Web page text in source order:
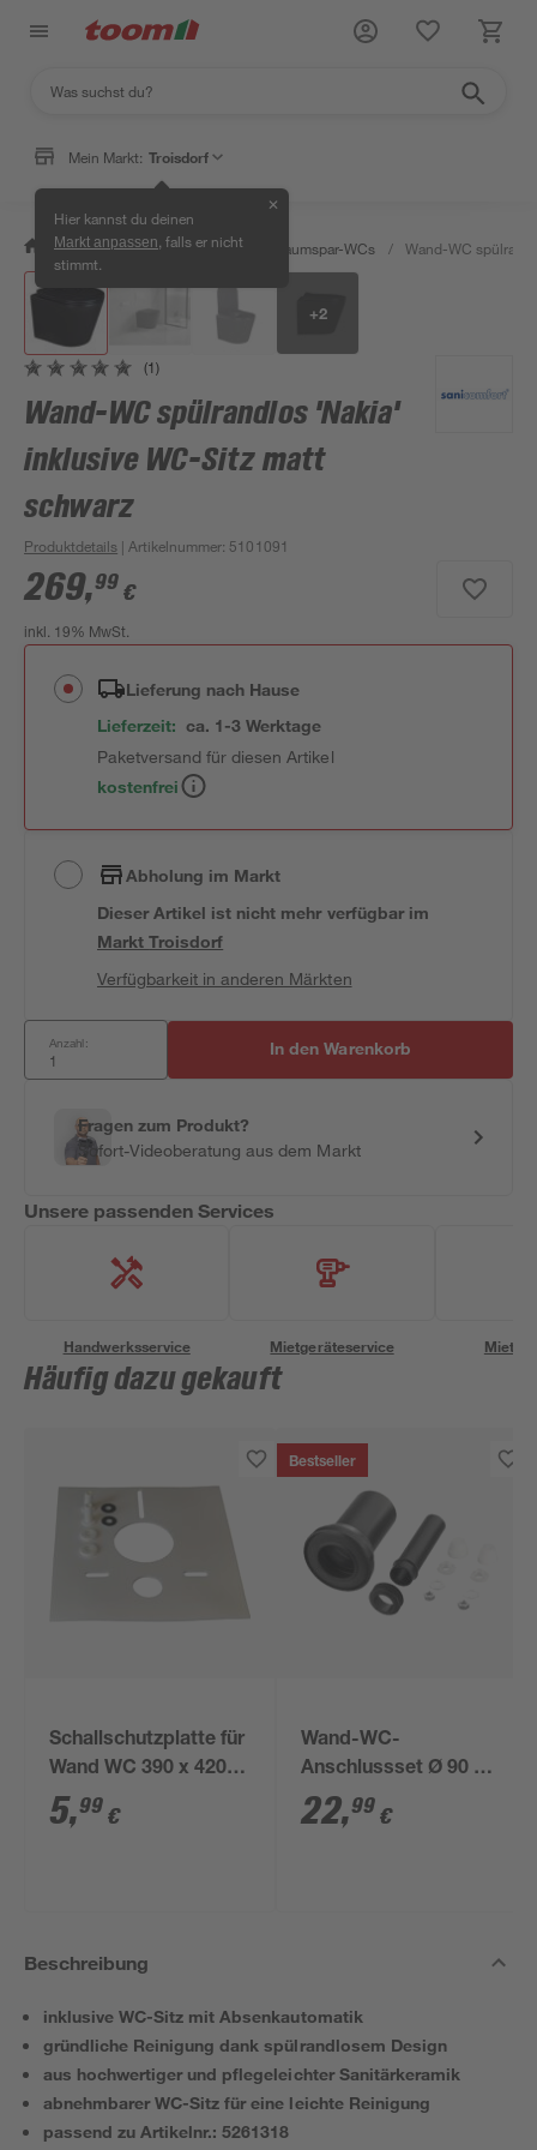
Mein Markt: Troisdorf
Hier kannst du deinen
Markt anpassen , falls er nicht
stimmt.
✕
/ Bad & Sanitär / Toiletten Raumspar-WCs / Wand-WC
+2
(1)
Wand-WC spülrandlos 'Nakia'
inklusive WC-Sitz matt
schwarz
Produktdetails | Artikelnummer: 5101091
269,99 €
inkl. 19% MwSt.
Lieferung nach Hause
Lieferzeit: ca. 1-3 Werktage
Paketversand für diesen Artikel
kostenfrei
Abholung im Markt
Dieser Artikel ist nicht mehr verfügbar im
MarktTroisdorf
Verfügbarkeit in anderen Märkten
Anzahl: In den Warenkorb
Fragen zum Produkt?
Sofort-Videoberatung aus dem Markt
Unsere passenden Services
Handwerksservice Mietgeräteservice
Häufig dazu gekauft
Schallschutzplatte für
Wand WC 390 x 420 x
5 mm
5,99 €
Bestseller
Wand-WC-
Anschlussset Ø 90 x
180 mm
22,99 €
Beschreibung
inklusive WC-Sitz mit Absenkautomatik
gründliche Reinigung dank spülrandlosem Design
aus hochwertiger und pflegeleichter Sanitärkeramik
abnehmbarer WC-Sitz für eine leichte Reinigung
passend zu Artikelnr.: 5261318